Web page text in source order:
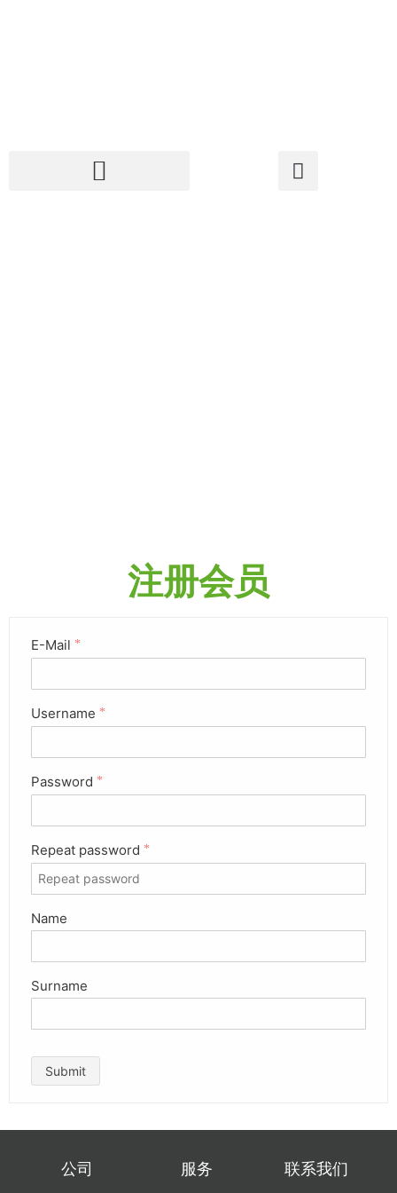
注册会员
E-Mail *
Username *
Password *
Repeat password *
Name
Surname
Submit
公司 服务 联系我们